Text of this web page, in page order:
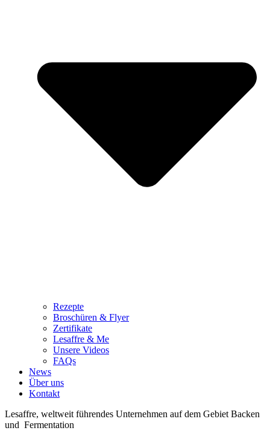
Rezepte
Broschüren & Flyer
Zertifikate
Lesaffre & Me
Unsere Videos
FAQs
News
Über uns
Kontakt
Lesaffre, weltweit führendes Unternehmen auf dem Gebiet Backen
und Fermentation